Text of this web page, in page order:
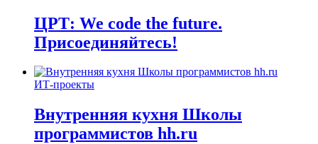
ЦРТ: We code the future.
Присоединяйтесь!
ИТ-проекты
Внутренняя кухня Школы
программистов hh.ru